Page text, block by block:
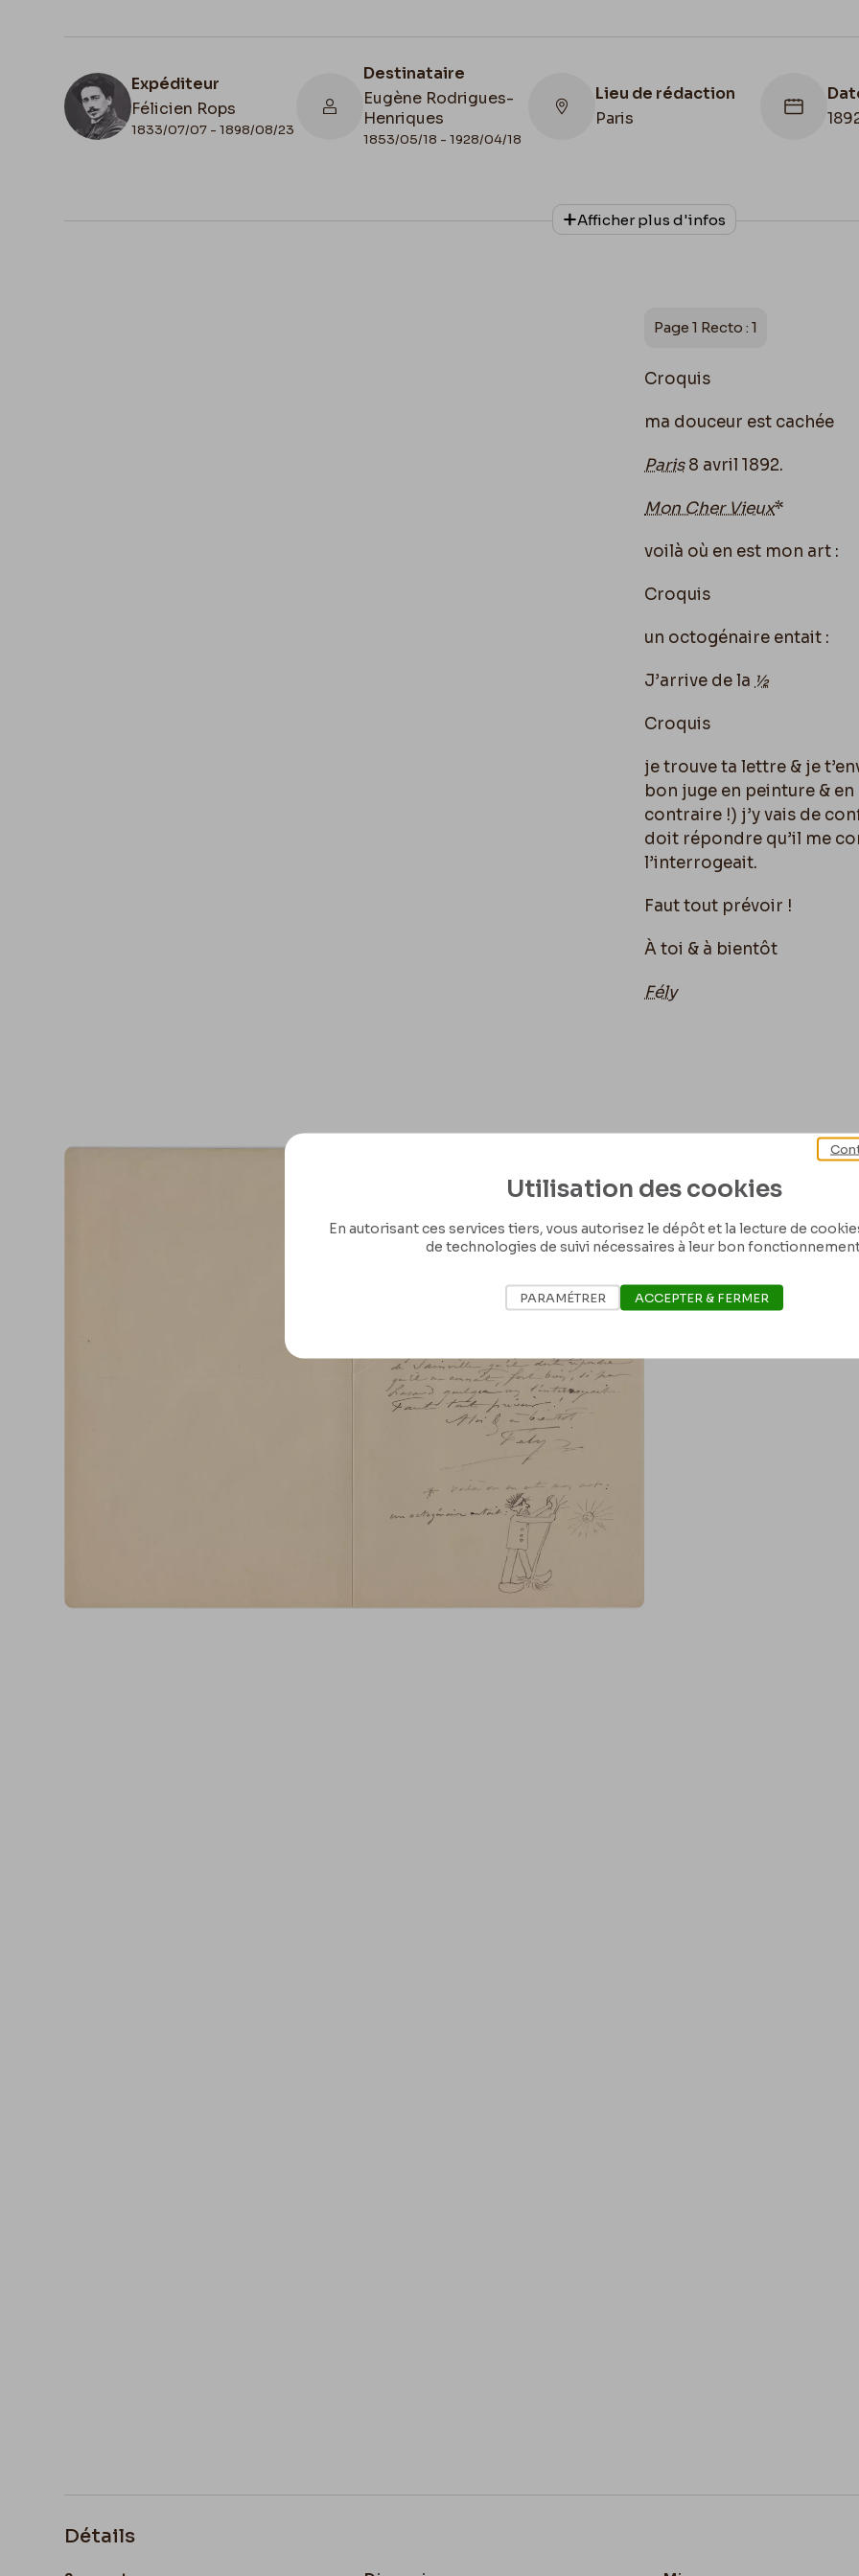
Expéditeur
Félicien Rops
1833/07/07 - 1898/08/23
Destinataire
Eugène Rodrigues-
Henriques
1853/05/18 - 1928/04/18
Lieu de rédaction
Paris
Afficher plus d'infos
Page 1 Recto : 1
Croquis
ma douceur est cachée
Paris8 avril 1892.
Mon Cher Vieux*
voilà où en est mon art :
Croquis
un octogénaire entait :
J’arrive de la ½
Croquis
je trouve ta lettre & je
bon juge en peinture &
contraire !) j’y vais de
doit répondre qu’il me
l’interrogeait.
Faut tout prévoir !
À toi & à bientôt
Fély
Détails
Utilisation des cookies
En autorisant ces services tiers, vous autorisez le dépôt et la lecture de
de technologies de suivi nécessaires à leur bon
PARAMÉTRER ACCEPTER & FERMER